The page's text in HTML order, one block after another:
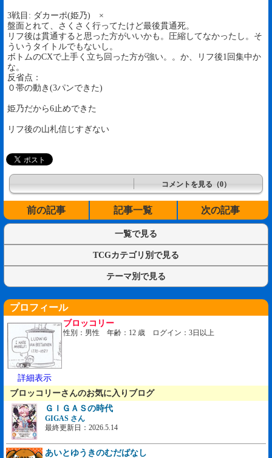
3戦目: ダカーポ(姫乃) ×
盤面とれて、さくさく行ってたけど最後貫通死。
リフ後は貫通すると思った方がいいかも。圧縮してなかったし。そ
ういうタイトルでもないし。
ボトムのCXで上手く立ち回った方が強い。。か、リフ後1回集中か
な。
反省点：
０帯の動き(3パンできた)
姫乃だから6止めできた
リフ後の山札信じすぎない
コメントを見る（0）
前の記事 記事一覧 次の記事
一覧で見る
TCGカテゴリ別で見る
テーマ別で見る
プロフィール
詳細表示
ブロッコリー
性別：男性 年齢：12 歳 ログイン：3日以上
ブロッコリーさんのお気に入りブログ
ＧＩＧＡＳの時代
GIGAS さん
最終更新日：2026.5.14
あいとゆうきのむだばなし